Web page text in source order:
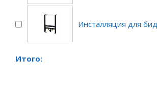
Инсталляция для
Итого: